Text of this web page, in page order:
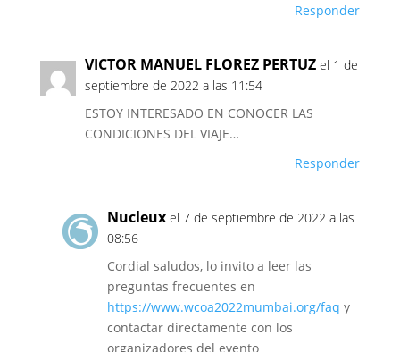
Responder
VICTOR MANUEL FLOREZ PERTUZ el 1 de
septiembre de 2022 a las 11:54
ESTOY INTERESADO EN CONOCER LAS
CONDICIONES DEL VIAJE…
Responder
Nucleux el 7 de septiembre de 2022 a las
08:56
Cordial saludos, lo invito a leer las
preguntas frecuentes en
https://www.wcoa2022mumbai.org/faq y
contactar directamente con los
organizadores del evento